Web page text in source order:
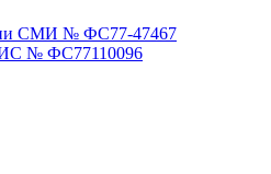
СМИ № ФС77-47467
№ ФС77110096